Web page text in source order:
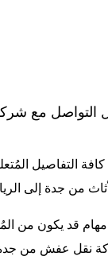
التواصل مع
التفاصيل
من جدة إلى
قد يكون من
نقل عفش من